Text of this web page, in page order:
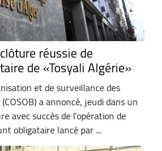
réussie de
de «Tosyali Algérie»
et de surveillance des
a annoncé, jeudi dans un
avec succès de l’opération de
obligataire lancé par ...